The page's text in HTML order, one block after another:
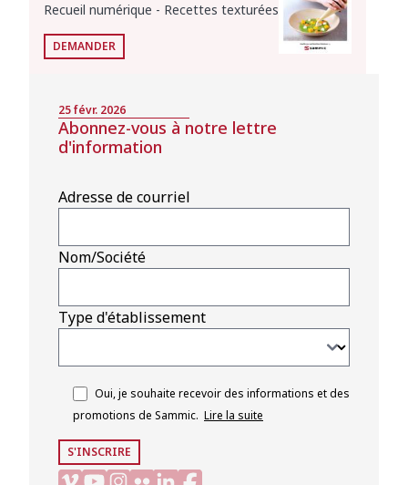
Recueil numérique - Recettes texturées
DEMANDER
25 févr. 2026
Abonnez-vous à notre lettre
d'information
Adresse de courriel
Nom/Société
Type d'établissement
Oui, je souhaite recevoir des informations et des
promotions de Sammic. Lire la suite
S'INSCRIRE